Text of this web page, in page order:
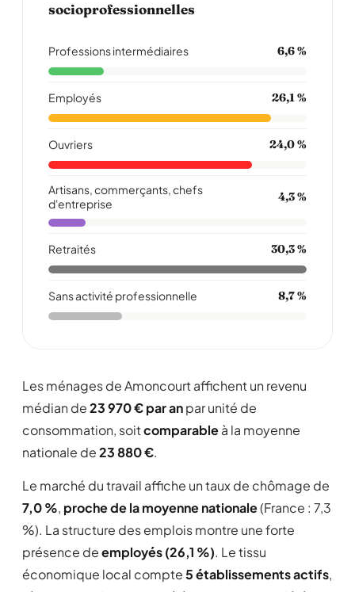
socioprofessionnelles
Professions intermédiaires 6,6 %
Employés 26,1 %
Ouvriers 24,0 %
Artisans, commerçants, chefs
d'entreprise
4,3 %
Retraités 30,3 %
Sans activité professionnelle 8,7 %
Les ménages de Amoncourt affichent un revenu
médian de23 970 € par anpar unité de
consommation, soitcomparableà la moyenne
nationale de23 880 €.
Le marché du travail affiche un taux de chômage de
7,0 %, proche de la moyenne nationale(France : 7,3
%). La structure des emplois montre une forte
présence deemployés (26,1 %). Le tissu
économique local compte5 établissements actifs,